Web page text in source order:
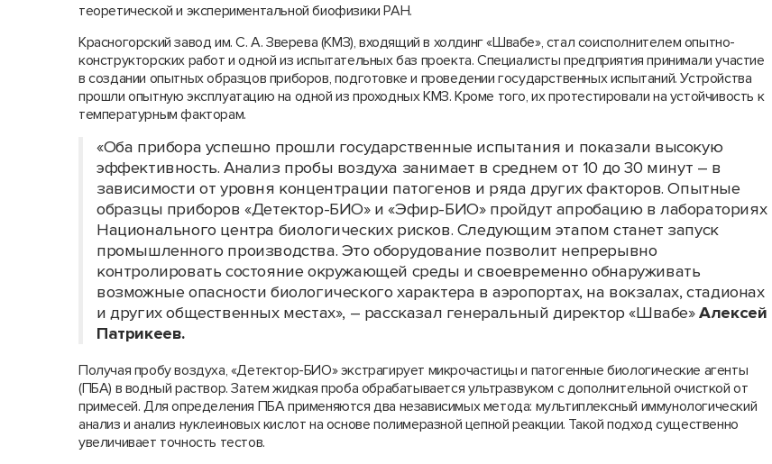
теоретической и экспериментальной биофизики РАН.
Красногорский завод им. С. А. Зверева (КМЗ), входящий в холдинг «Швабе», стал соисполнителем опытно-
конструкторских работ и одной из испытательных баз проекта. Специалисты предприятия принимали участие
в создании опытных образцов приборов, подготовке и проведении государственных испытаний. Устройства
прошли опытную эксплуатацию на одной из проходных КМЗ. Кроме того, их протестировали на устойчивость к
температурным факторам.
«Оба прибора успешно прошли государственные испытания и показали высокую
эффективность. Анализ пробы воздуха занимает в среднем от 10 до 30 минут – в
зависимости от уровня концентрации патогенов и ряда других факторов. Опытные
образцы приборов «Детектор-БИО» и «Эфир-БИО» пройдут апробацию в лабораториях
Национального центра биологических рисков. Следующим этапом станет запуск
промышленного производства. Это оборудование позволит непрерывно
контролировать состояние окружающей среды и своевременно обнаруживать
возможные опасности биологического характера в аэропортах, на вокзалах, стадионах
и других общественных местах», – рассказал генеральный директор «Швабе»Алексей
Патрикеев.
Получая пробу воздуха, «Детектор-БИО» экстрагирует микрочастицы и патогенные биологические агенты
(ПБА) в водный раствор. Затем жидкая проба обрабатывается ультразвуком с дополнительной очисткой от
примесей. Для определения ПБА применяются два независимых метода: мультиплексный иммунологический
анализ и анализ нуклеиновых кислот на основе полимеразной цепной реакции. Такой подход существенно
увеличивает точность тестов.